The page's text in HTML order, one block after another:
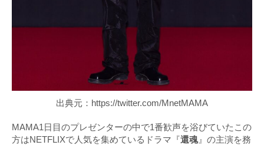
出典元：https://twitter.com/MnetMAMA
MAMA1日目のプレゼンターの中で1番歓声を浴びていたこの
方はNETFLIXで人気を集めているドラマ『還魂』の主演を務